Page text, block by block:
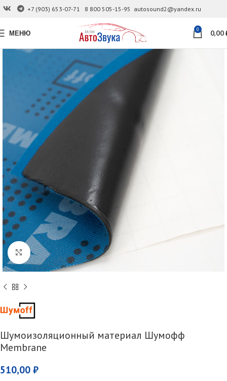
+7 (903) 653-07-71 8 800 505-15-95 autosound2@yandex.ru
МЕНЮ 0 0,00
Увеличить
Шумоизоляционный материал Шумофф
Membrane
510,00 ₽